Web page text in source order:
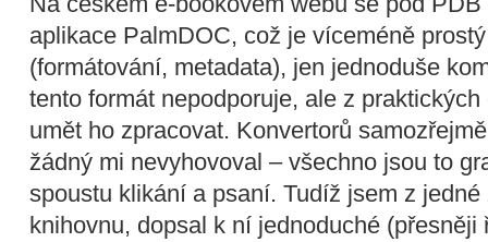
aplikace PalmDOC, což je víceméně
(formátování, metadata), jen jednoduše
tento formát nepodporuje, ale z
umět ho zpracovat. Konvertorů
žádný mi nevyhovoval – všechno jsou to
spoustu klikání a psaní. Tudíž jsem z
knihovnu, dopsal k ní jednoduché